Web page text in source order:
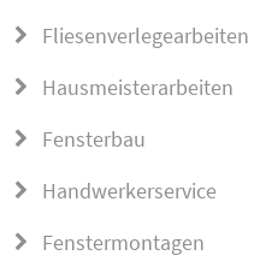
Fliesenverlegearbeiten
Hausmeisterarbeiten
Fensterbau
Handwerkerservice
Fenstermontagen